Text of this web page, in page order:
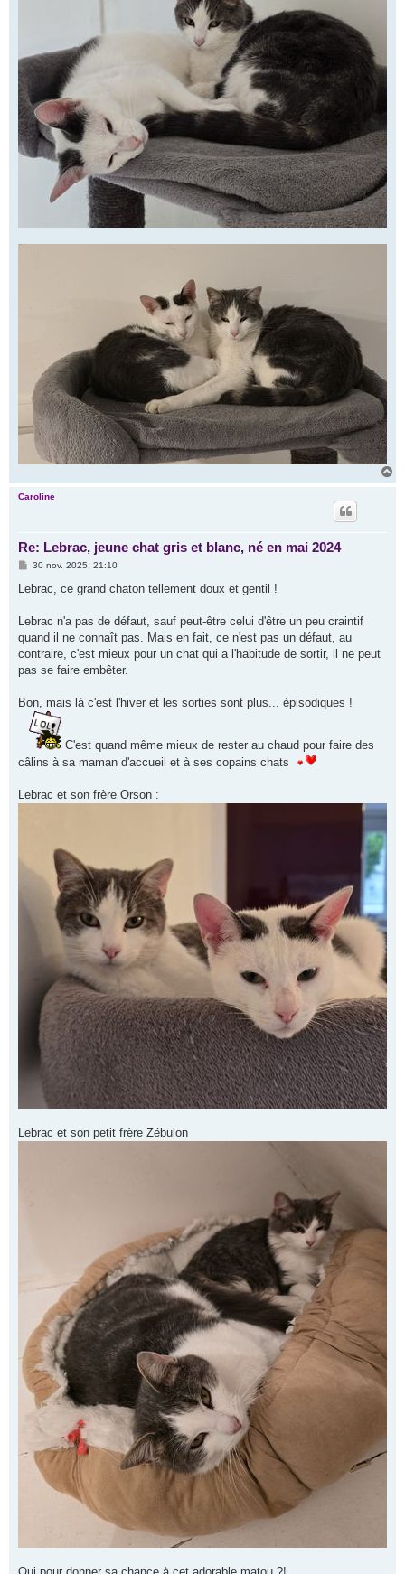
a
Caroline
Re: Lebrac, jeune chat gris et blanc, né en mai 2024
M
s
g
30 nov. 2025, 21:10
Lebrac, ce grand chaton tellement doux et gentil !
Lebrac n'a pas de défaut, sauf peut-être celui d'être un peu craintif
quand il ne connaît pas. Mais en fait, ce n'est pas un défaut, au
contraire, c'est mieux pour un chat qui a l'habitude de sortir, il ne peut
pas se faire embêter.
Bon, mais là c'est l'hiver et les sorties sont plus... épisodiques !
C'est quand même mieux de rester au chaud pour faire des
câlins à sa maman d'accueil et à ses copains chats
Lebrac et son frère Orson :
Lebrac et son petit frère Zébulon